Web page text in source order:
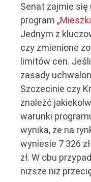
Senat zajmie
program „
Jednym z
czy zmienione
limitów cen.
zasady
Szczecinie czy
znaleźć
warunki
wynika, że na
wyniesie 7 326
zł. W obu
niższe niż